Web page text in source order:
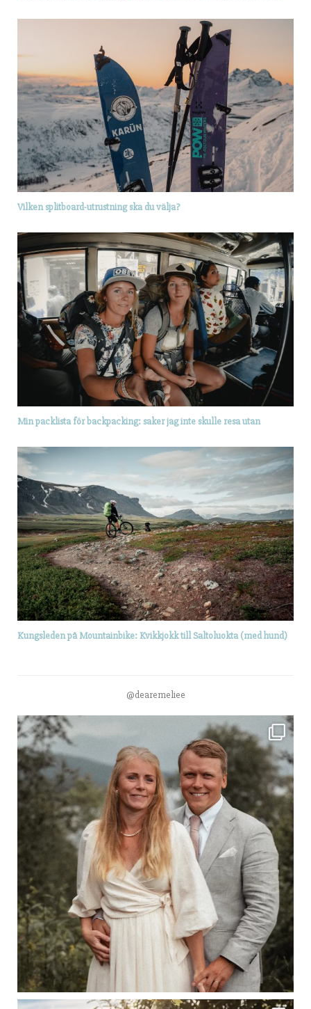
Vilken splitboard-utrustning ska du välja?
Min packlista för backpacking: saker jag inte skulle resa utan
Kungsleden på Mountainbike: Kvikkjokk till Saltoluokta (med hund)
@dearemeliee